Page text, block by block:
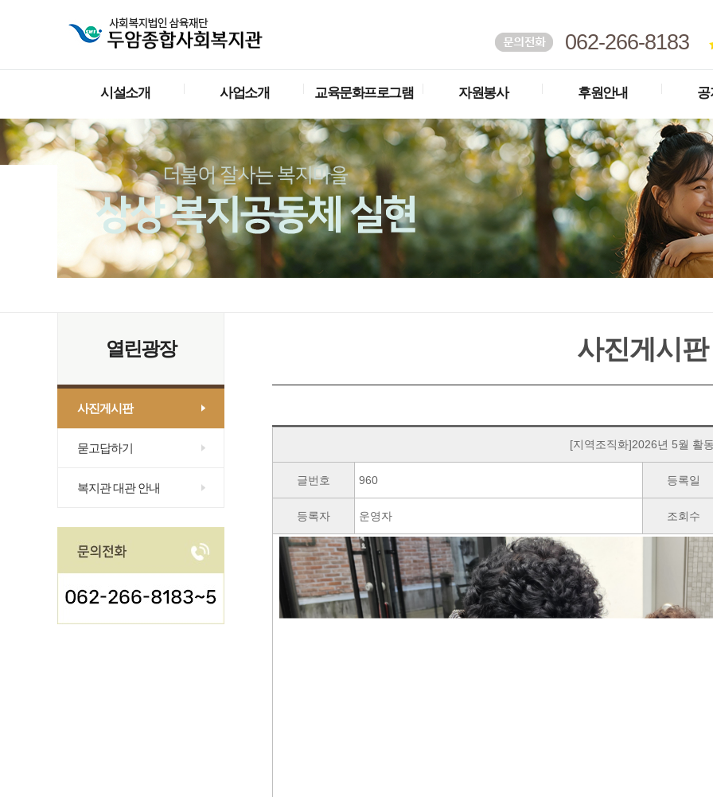
062-266-8183
시설소개 사업소개 교육문화프로그램 자원봉사 후원안내 공
열린광장
사진게시판
묻고답하기
복지관 대관 안내
사진게시판
[지역조직화]2026년 5월 활
글번호 960 등록일
등록자 운영자 조회수